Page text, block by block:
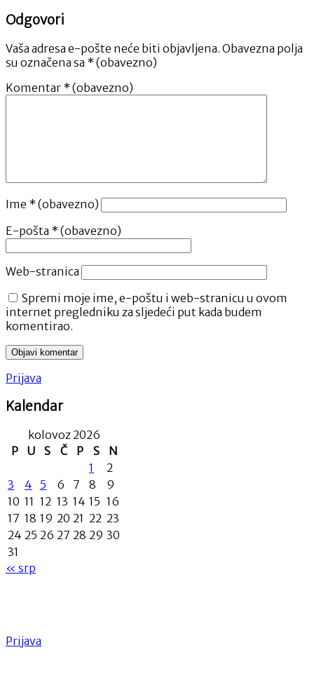
Odgovori
Vaša adresa e-pošte neće biti objavljena. Obavezna polja
su označena sa * (obavezno)
Komentar * (obavezno)
Ime * (obavezno)
E-pošta * (obavezno)
Web-stranica
Spremi moje ime, e-poštu i web-stranicu u ovom
internet pregledniku za sljedeći put kada budem
komentirao.
Prijava
Kalendar
kolovoz 2026
P
U S Č P S
N
1
2
3
4 5 6 7 8
9
10 11 12 13 14 15 16
17 18 19 20 21 22 23
24 25 26 27 28 29 30
31
« srp
Prijava